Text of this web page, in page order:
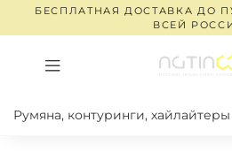
БЕСПЛАТНАЯ ДОСТАВКА ДО
ВСЕЙ
Румяна, контуринги, хайлайтеры